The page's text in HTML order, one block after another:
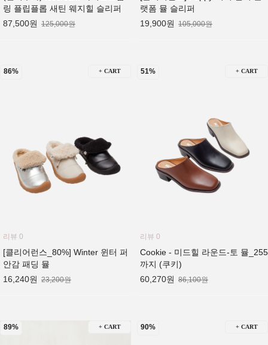
링 플립플롭 새틴 웨지힐 슬리퍼
87,500원 125,000원
랫폼 뮬 슬리퍼
19,900원 105,000원
86% + CART
리뷰 0
[클리어런스_80%] Winter 윈터 퍼
안감 패딩 뮬
16,240원 23,200원
51% + CART
리뷰 0
Cookie - 미드힐 라운드-토 뮬_255
까지 (쿠키)
60,270원 86,100원
89% + CART 90% + CART